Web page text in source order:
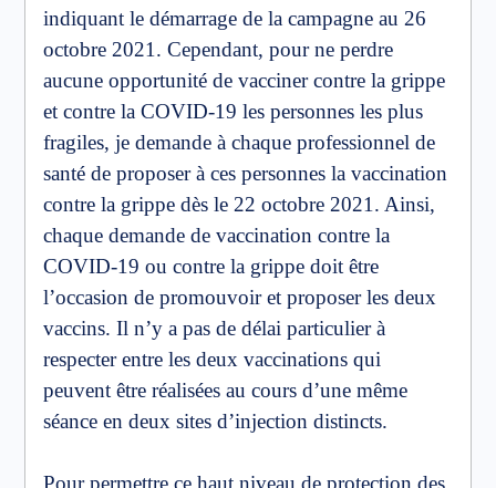
indiquant le démarrage de la campagne au 26
octobre 2021. Cependant, pour ne perdre
aucune opportunité de vacciner contre la grippe
et contre la COVID-19 les personnes les plus
fragiles, je demande à chaque professionnel de
santé de proposer à ces personnes la vaccination
contre la grippe dès le 22 octobre 2021. Ainsi,
chaque demande de vaccination contre la
COVID-19 ou contre la grippe doit être
l’occasion de promouvoir et proposer les deux
vaccins. Il n’y a pas de délai particulier à
respecter entre les deux vaccinations qui
peuvent être réalisées au cours d’une même
séance en deux sites d’injection distincts.
Pour permettre ce haut niveau de protection des